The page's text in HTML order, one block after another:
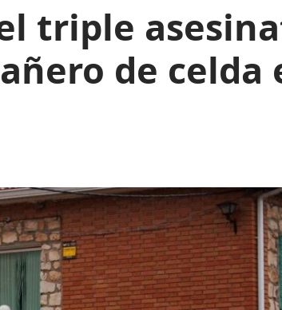
triple
de celda